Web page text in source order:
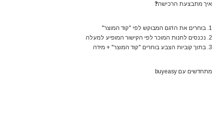
איך מתבצעת הרכישה❓
1. בוחרים את הדגם המבוקש לפי "קוד המוצר"
2. נכנסים לחנות המוכר לפי הקישור המופיע למעלה
3. בתוך קוביות הצבע בוחרים "קוד המוצר" + מידה
מתחדשים עם buyeasy